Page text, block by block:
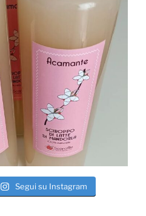
Segui su Instagram